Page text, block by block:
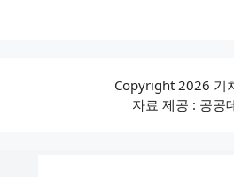
Copyright 2026 기
자료 제공 : 공공